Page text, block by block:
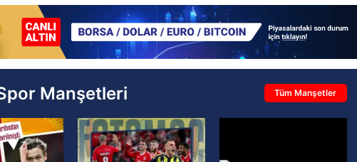
Manşetleri Tüm Manşetler